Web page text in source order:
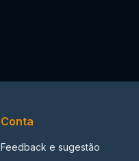
Conta
Feedback e sugestão